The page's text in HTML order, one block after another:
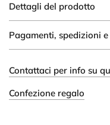
Dettagli del prodotto
Pagamenti, spedizioni e
Contattaci per info su
Confezione regalo